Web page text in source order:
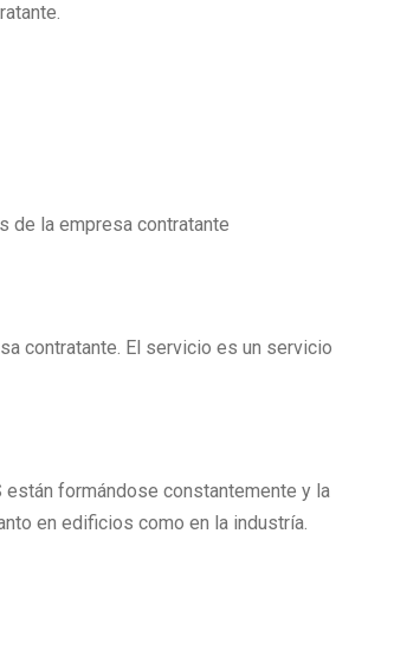
de la empresa contratante
contratante. El servicio es un servicio
formándose constantemente y la
en edificios como en la industría.